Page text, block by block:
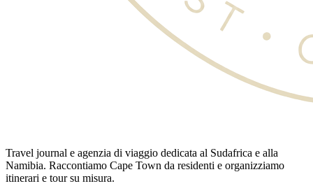
Travel journal e agenzia di viaggio dedicata al Sudafrica e alla
Namibia. Raccontiamo Cape Town da residenti e organizziamo
itinerari e tour su misura.